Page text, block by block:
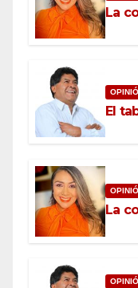
La
El
La